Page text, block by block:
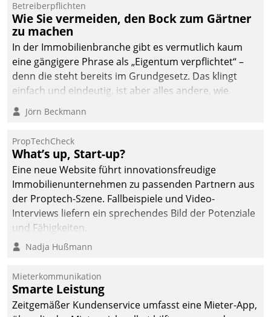
Betreiberpflichten
Wie Sie vermeiden, den Bock zum Gärtner
zu machen
In der Immobilienbranche gibt es vermutlich kaum
eine gängigere Phrase als „Eigentum verpflichtet“ –
denn die steht bereits im Grundgesetz. Das klingt
einfach und eindeutig, ist aber alles andere, wie
Branchenbeschäftigte wissen. Denn mit der
Verantwortung folgen Verpflichtungen.
Jörn Beckmann
PropTechCheck
What’s up, Start-up?
Eine neue Website führt innovationsfreudige
Immobilienunternehmen zu passenden Partnern aus
der Proptech-Szene. Fallbeispiele und Video-
Interviews liefern ein sprechendes Bild der Potenziale
und Fähigkeiten.
Nadja Hußmann
Mieterkommunikation
Smarte Leistung
Zeitgemäßer Kundenservice umfasst eine Mieter-App,